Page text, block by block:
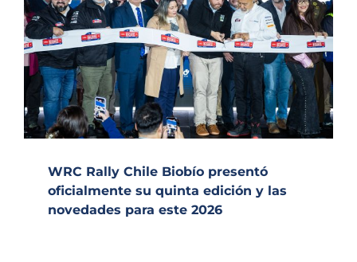
WRC Rally Chile Biobío presentó
oficialmente su quinta edición y las
novedades para este 2026